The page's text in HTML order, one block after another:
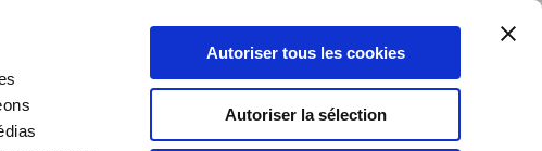
Autoriser tous les cookies
Autoriser la sélection